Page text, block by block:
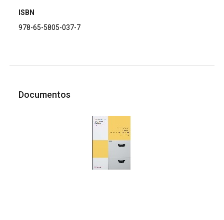
ISBN
978-65-5805-037-7
Documentos